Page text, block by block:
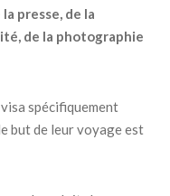
presse, de la
de la photographie
spécifiquement
but de leur voyage est